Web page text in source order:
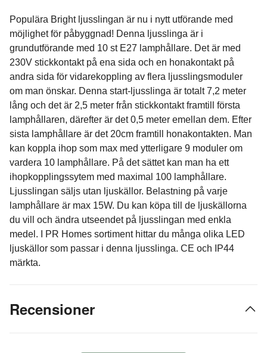
Populära Bright ljusslingan är nu i nytt utförande med
möjlighet för påbyggnad! Denna ljusslinga är i
grundutförande med 10 st E27 lamphållare. Det är med
230V stickkontakt på ena sida och en honakontakt på
andra sida för vidarekoppling av flera ljusslingsmoduler
om man önskar. Denna start-ljusslinga är totalt 7,2 meter
lång och det är 2,5 meter från stickkontakt framtill första
lamphållaren, därefter är det 0,5 meter emellan dem. Efter
sista lamphållare är det 20cm framtill honakontakten. Man
kan koppla ihop som max med ytterligare 9 moduler om
vardera 10 lamphållare. På det sättet kan man ha ett
ihopkopplingssytem med maximal 100 lamphållare.
Ljusslingan säljs utan ljuskällor. Belastning på varje
lamphållare är max 15W. Du kan köpa till de ljuskällorna
du vill och ändra utseendet på ljusslingan med enkla
medel. I PR Homes sortiment hittar du många olika LED
ljuskällor som passar i denna ljusslinga. CE och IP44
märkta.
Recensioner